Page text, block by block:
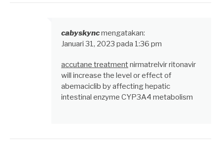
cabyskyncmengatakan:
Januari 31, 2023 pada 1:36 pm
accutane treatmentnirmatrelvir ritonavir
will increase the level or effect of
abemaciclib by affecting hepatic
intestinal enzyme CYP3A4 metabolism